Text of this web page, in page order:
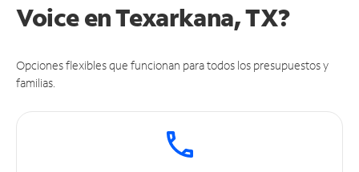
Voice en Texarkana, TX?
Opciones flexibles que funcionan para todos los presupuestos y
familias.